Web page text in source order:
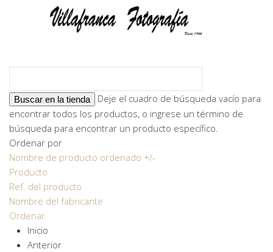
Deje el cuadro de búsqueda vacío para
encontrar todos los productos, o ingrese un término de
búsqueda para encontrar un producto específico.
Ordenar por
Nombre de producto ordenado +/-
Producto
Ref. del producto
Nombre del fabricante
Ordenar
Inicio
Anterior